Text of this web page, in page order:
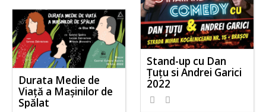
Stand-up cu Dan
Țuțu si Andrei Garici
2022
Durata Medie de
Viață a Mașinilor de
Spălat